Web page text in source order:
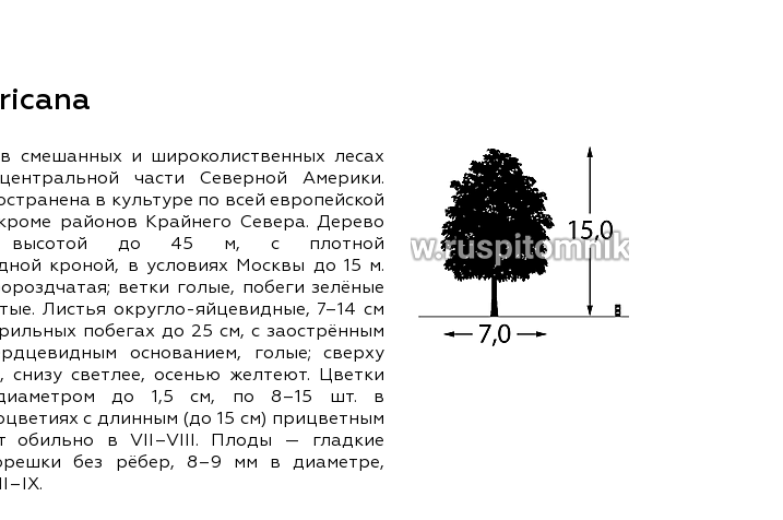
смешанных и широколиственных лесах
части Северной Америки.
в культуре по всей европейской
районов Крайнего Севера. Дерево
высотой до 45 м, с плотной
кроной, в условиях Москвы до 15 м.
ветки голые, побеги зелёные
Листья округло-яйцевидные, 7–14 см
побегах до 25 см, с заострённым
основанием, голые; сверху
снизу светлее, осенью желтеют. Цветки
диаметром до 1,5 см, по 8–15 шт. в
с длинным (до 15 см) прицветным
обильно в VII–VIII. Плоды — гладкие
без рёбер, 8–9 мм в диаметре,